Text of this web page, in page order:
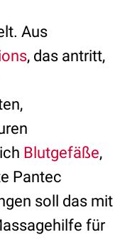
Aus
, das antritt,
Blutgefäße,
Pantec
soll das mit
für